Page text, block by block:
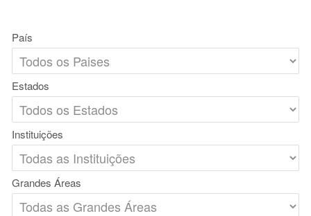
País
Estados
Instituições
Grandes Áreas